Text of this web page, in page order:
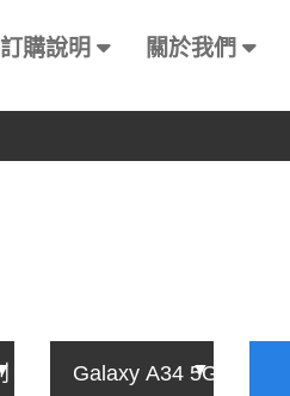
訂購說明 關於我們